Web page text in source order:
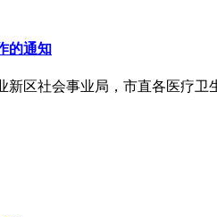
的通知
区社会事业局，市直各医疗